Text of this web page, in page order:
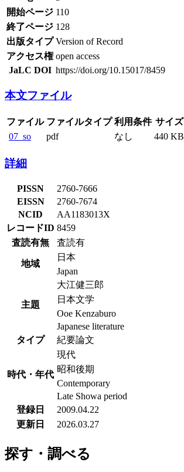
開始ページ 110
終了ページ 128
出版タイプ Version of Record
アクセス権 open access
JaLC DOI https://doi.org/10.15017/8459
本文ファイル
ファイル ファイルタイプ 利用条件 サイズ
07_so
pdf なし 440 KB
詳細
PISSN
2760-7666
EISSN
2760-7674
NCID
AA1183013X
レコードID 8459
査読有無
査読有
地域
日本
Japan
主題
大江健三郎
日本文学
Ooe Kenzaburo
Japanese literature
タイプ
紀要論文
時代・年代
現代
昭和後期
Contemporary
Late Showa period
登録日
2009.04.22
更新日
2026.03.27
探す・調べる